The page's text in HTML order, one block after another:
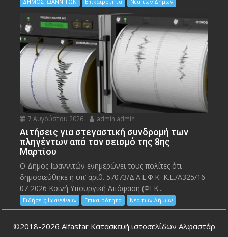
7 Αυγούστου 2026 admin admin
Αιτήσεις για στεγαστική συνδρομή των
πληγέντων από τον σεισμό της 8ης
Μαρτίου
Ο Δήμος Ιωαννιτών ενημερώνει τους πολίτες ότι
δημοσιεύθηκε η υπ’ αριθ. 57073/Δ.Α.Ε.Φ.Κ.-Κ.Ε./Α325/16-
07-2026 Κοινή Υπουργική Απόφαση (ΦΕΚ...
Ειδήσεις Ιωαννίνων Επικαιρότητα Νέα των Δήμων
©2018-2026 Alfastar Κατασκευή ιστοσελίδων Αλφαστάρ